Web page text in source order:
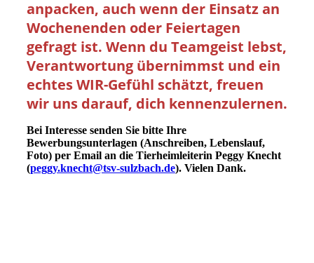
anpacken, auch wenn der Einsatz an
Wochenenden oder Feiertagen
gefragt ist. Wenn du Teamgeist lebst,
Verantwortung übernimmst und ein
echtes WIR-Gefühl schätzt, freuen
wir uns darauf, dich kennenzulernen.
Bei Interesse senden Sie bitte Ihre
Bewerbungsunterlagen (Anschreiben, Lebenslauf,
Foto) per Email an die Tierheimleiterin Peggy Knecht
(peggy.knecht@tsv-sulzbach.de). Vielen Dank.